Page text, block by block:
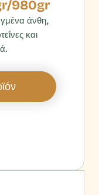
980gr
άνθη,
και